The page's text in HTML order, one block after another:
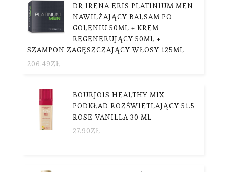
DR IRENA ERIS PLATINIUM MEN
NAWILŻAJĄCY BALSAM PO
GOLENIU 50ML + KREM
REGENERUJĄCY 50ML +
SZAMPON ZAGĘSZCZAJĄCY WŁOSY 125ML
206.49ZŁ
BOURJOIS HEALTHY MIX
PODKŁAD ROZŚWIETLAJĄCY 51.5
ROSE VANILLA 30 ML
27.90ZŁ